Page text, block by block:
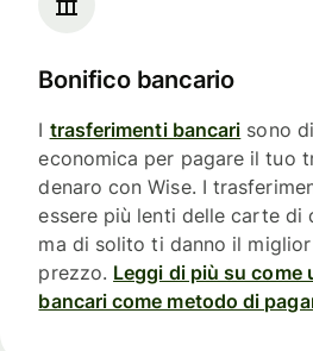
Bonifico bancario
I trasferimenti bancari sono
economica per pagare il tuo
denaro con Wise. I
essere più lenti delle carte
ma di solito ti danno il
prezzo. Leggi di più su come
bancari come metodo di